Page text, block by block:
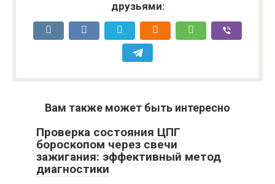
друзьями:
Вам также может быть интересно
Проверка состояния ЦПГ
бороскопом через свечи
зажигания: эффективный метод
диагностики